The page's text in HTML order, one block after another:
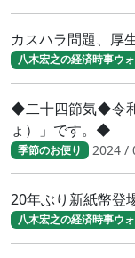
カスハラ問題、厚
八木宏之の経済時事ウ
◆二十四節気◆令
ょ）」です。◆
季節のお便り 2024 /
20年ぶり新紙幣登
八木宏之の経済時事ウ